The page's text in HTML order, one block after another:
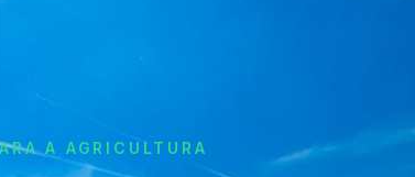
A AGRICULTURA